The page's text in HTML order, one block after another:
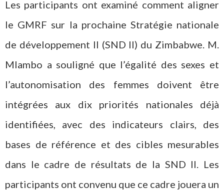
Les participants ont examiné comment aligner
le GMRF sur la prochaine Stratégie nationale
de développement II (SND II) du Zimbabwe. M.
Mlambo a souligné que l’égalité des sexes et
l’autonomisation des femmes doivent être
intégrées aux dix priorités nationales déjà
identifiées, avec des indicateurs clairs, des
bases de référence et des cibles mesurables
dans le cadre de résultats de la SND II. Les
participants ont convenu que ce cadre jouera un